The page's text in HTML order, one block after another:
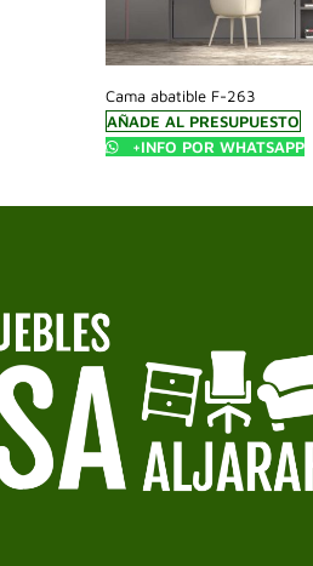
Cama abatible F-263
AÑADE AL PRESUPUESTO
+INFO POR WHATSAPP